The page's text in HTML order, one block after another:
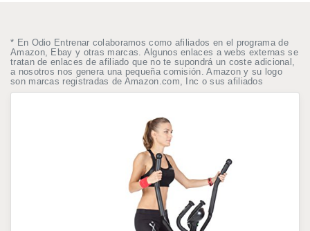
* En Odio Entrenar colaboramos como afiliados en el programa de
Amazon, Ebay y otras marcas. Algunos enlaces a webs externas se
tratan de enlaces de afiliado que no te supondrá un coste adicional,
a nosotros nos genera una pequeña comisión. Amazon y su logo
son marcas registradas de Amazon.com, Inc o sus afiliados